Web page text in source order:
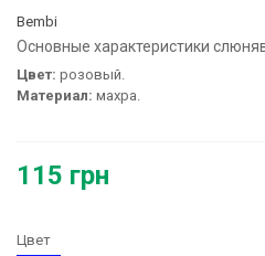
Bembi
Основные характеристики
Цвет: розовый.
Материал: махра.
115 грн
Цвет